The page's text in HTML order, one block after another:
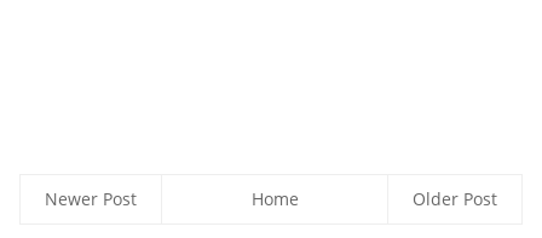
Newer Post Older Post
Home